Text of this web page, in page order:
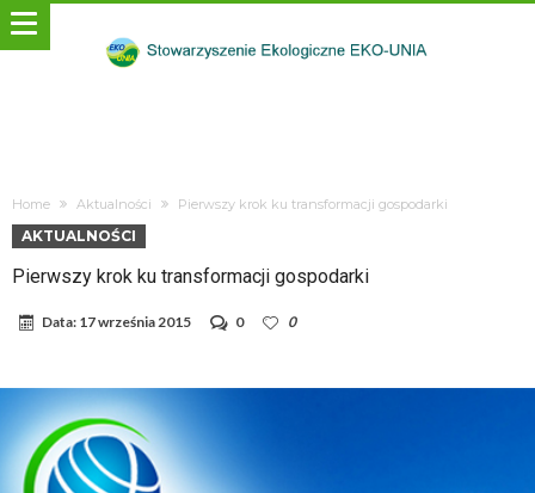
Home Aktualności Pierwszy krok ku transformacji gospodarki
AKTUALNOŚCI
Pierwszy krok ku transformacji gospodarki
Data: 17 września 2015 0 0